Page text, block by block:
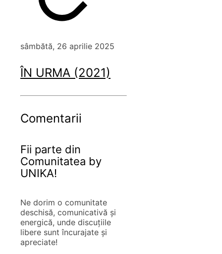
sâmbătă, 26 aprilie 2025
ÎN URMA (2021)
Comentarii
Fii parte din
Comunitatea by
UNIKA!
Ne dorim o comunitate
deschisă, comunicativă și
energică, unde discuțiile
libere sunt încurajate și
apreciate!